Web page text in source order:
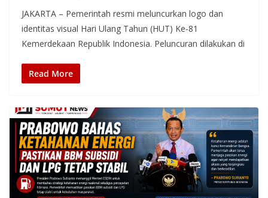
JAKARTA – Pemerintah resmi meluncurkan logo dan
identitas visual Hari Ulang Tahun (HUT) Ke-81
Kemerdekaan Republik Indonesia. Peluncuran dilakukan di
Read More